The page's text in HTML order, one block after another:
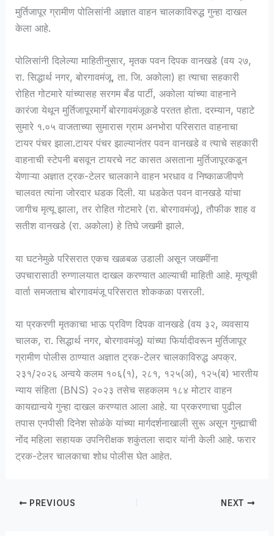
मुर्तिजापूर ग्रामीण पोलिसांनी अज्ञात वाहन चालकाविरुद्ध गुन्हा दाखल
केला आहे.
पोलिसांनी दिलेल्या माहितीनुसार, मृतक पवन दिपक वानखडे (वय २७,
रा. सिद्धार्थ नगर, बोरगावमंजू, ता. जि. अकोला) हा त्याचा सहकारी
रोहित गोटमारे यांच्यासह सरगम बँड पार्टी, अकोला यांच्या वाहनाने
कारंजा येथून मुर्तिजापूरमार्गे बोरगावमंजूकडे परतत होता. दरम्यान, पहाटे
सुमारे १.०५ वाजताच्या सुमारास ग्राम अनभोरा परिसरात वाहनाचा
टायर पंचर झाला.टायर पंचर झाल्यानंतर पवन वानखडे व त्याचे सहकारी
वाहनाची स्टेपनी बसवून टायरचे नट कासत असताना मुर्तिजापूरकडून
येणाऱ्या अज्ञात ट्रक-टेलर चालकाने वाहन भरधाव व निष्काळजीपणे
चालवत त्यांना जोरदार धडक दिली. या धडकेत पवन वानखडे यांचा
जागीच मृत्यू झाला, तर रोहित गोटमारे (रा. बोरगावमंजू), तौफीक शाह व
सतीश वानखडे (रा. अकोला) हे तिघे जखमी झाले.
या घटनेमुळे परिसरात एकच खळबळ उडाली असून जखमींना
उपचारासाठी रुग्णालयात दाखल करण्यात आल्याची माहिती आहे. मृत्यूची
वार्ता समजताच बोरगावमंजू परिसरात शोककळा पसरली.
या प्रकरणी मृतकाचा भाऊ प्रविण दिपक वानखडे (वय ३२, व्यवसाय
चालक, रा. सिद्धार्थ नगर, बोरगावमंजू) यांच्या फिर्यादीवरून मुर्तिजापूर
ग्रामीण पोलीस ठाण्यात अज्ञात ट्रक-टेलर चालकाविरुद्ध अपक्र.
२३१/२०२६ अन्वये कलम १०६(१), २८१, १२५(अ), १२५(ब) भारतीय
न्याय संहिता (BNS) २०२३ तसेच सहकलम १८४ मोटार वाहन
कायद्यान्वये गुन्हा दाखल करण्यात आला आहे. या प्रकरणाचा पुढील
तपास एनपीसी दिनेश सोळंके यांच्या मार्गदर्शनाखाली सुरू असून गुन्ह्याची
नोंद महिला सहायक उपनिरीक्षक शकुंतला सदार यांनी केली आहे. फरार
ट्रक-टेलर चालकाचा शोध पोलीस घेत आहेत.
PREVIOUS NEXT